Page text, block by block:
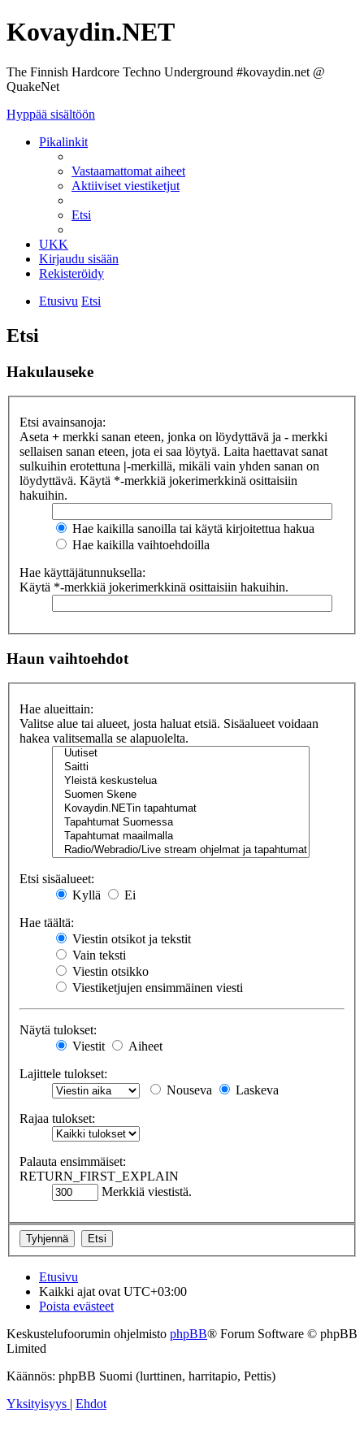
Kovaydin.NET
The Finnish Hardcore Techno Underground #kovaydin.net @
QuakeNet
Hyppää sisältöön
Pikalinkit
Vastaamattomat aiheet
Aktiiviset viestiketjut
Etsi
UKK
Kirjaudu sisään
Rekisteröidy
Etusivu Etsi
Etsi
Hakulauseke
Etsi avainsanoja:
Aseta + merkki sanan eteen, jonka on löydyttävä ja - merkki
sellaisen sanan eteen, jota ei saa löytyä. Laita haettavat sanat
sulkuihin erotettuna |-merkillä, mikäli vain yhden sanan on
löydyttävä. Käytä *-merkkiä jokerimerkkinä osittaisiin
hakuihin.
Hae kaikilla sanoilla tai käytä kirjoitettua hakua
Hae kaikilla vaihtoehdoilla
Hae käyttäjätunnuksella:
Käytä *-merkkiä jokerimerkkinä osittaisiin hakuihin.
Haun vaihtoehdot
Hae alueittain:
Valitse alue tai alueet, josta haluat etsiä. Sisäalueet voidaan
hakea valitsemalla se alapuolelta.
Etsi sisäalueet:
Kyllä
Ei
Hae täältä:
Viestin otsikot ja tekstit
Vain teksti
Viestin otsikko
Viestiketjujen ensimmäinen viesti
Näytä tulokset:
Viestit
Aiheet
Lajittele tulokset:
Nouseva
Laskeva
Rajaa tulokset:
Palauta ensimmäiset:
RETURN_FIRST_EXPLAIN
Merkkiä viestistä.
Etusivu
Kaikki ajat ovat UTC+03:00
Poista evästeet
Keskustelufoorumin ohjelmisto phpBB® Forum Software © phpBB
Limited
Käännös: phpBB Suomi (lurttinen, harritapio, Pettis)
Yksityisyys | Ehdot